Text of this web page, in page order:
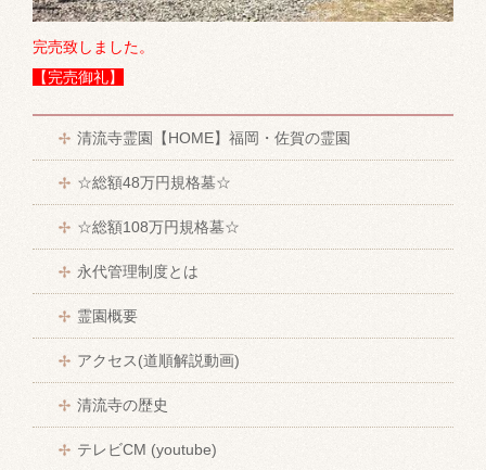
完売致しました。
【完売御礼】
清流寺霊園【HOME】福岡・佐賀の霊園
☆総額48万円規格墓☆
☆総額108万円規格墓☆
永代管理制度とは
霊園概要
アクセス(道順解説動画)
清流寺の歴史
テレビCM (youtube)